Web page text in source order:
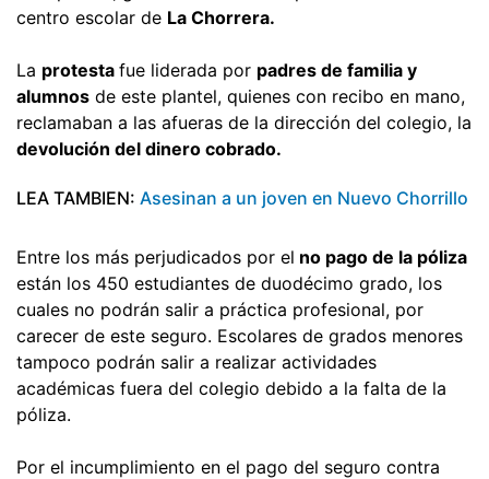
centro escolar de La Chorrera.
La protesta fue liderada por padres de familia y
alumnos de este plantel, quienes con recibo en mano,
reclamaban a las afueras de la dirección del colegio, la
devolución del dinero cobrado.
LEA TAMBIEN: Asesinan a un joven en Nuevo Chorrillo
Entre los más perjudicados por el no pago de la póliza
están los 450 estudiantes de duodécimo grado, los
cuales no podrán salir a práctica profesional, por
carecer de este seguro. Escolares de grados menores
tampoco podrán salir a realizar actividades
académicas fuera del colegio debido a la falta de la
póliza.
Por el incumplimiento en el pago del seguro contra